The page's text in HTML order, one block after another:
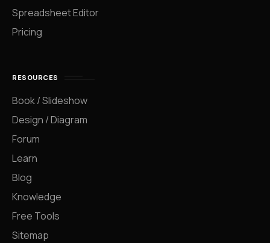
Spreadsheet Editor
Pricing
RESOURCES
Book / Slideshow
Design / Diagram
Forum
Learn
Blog
Knowledge
Free Tools
Sitemap